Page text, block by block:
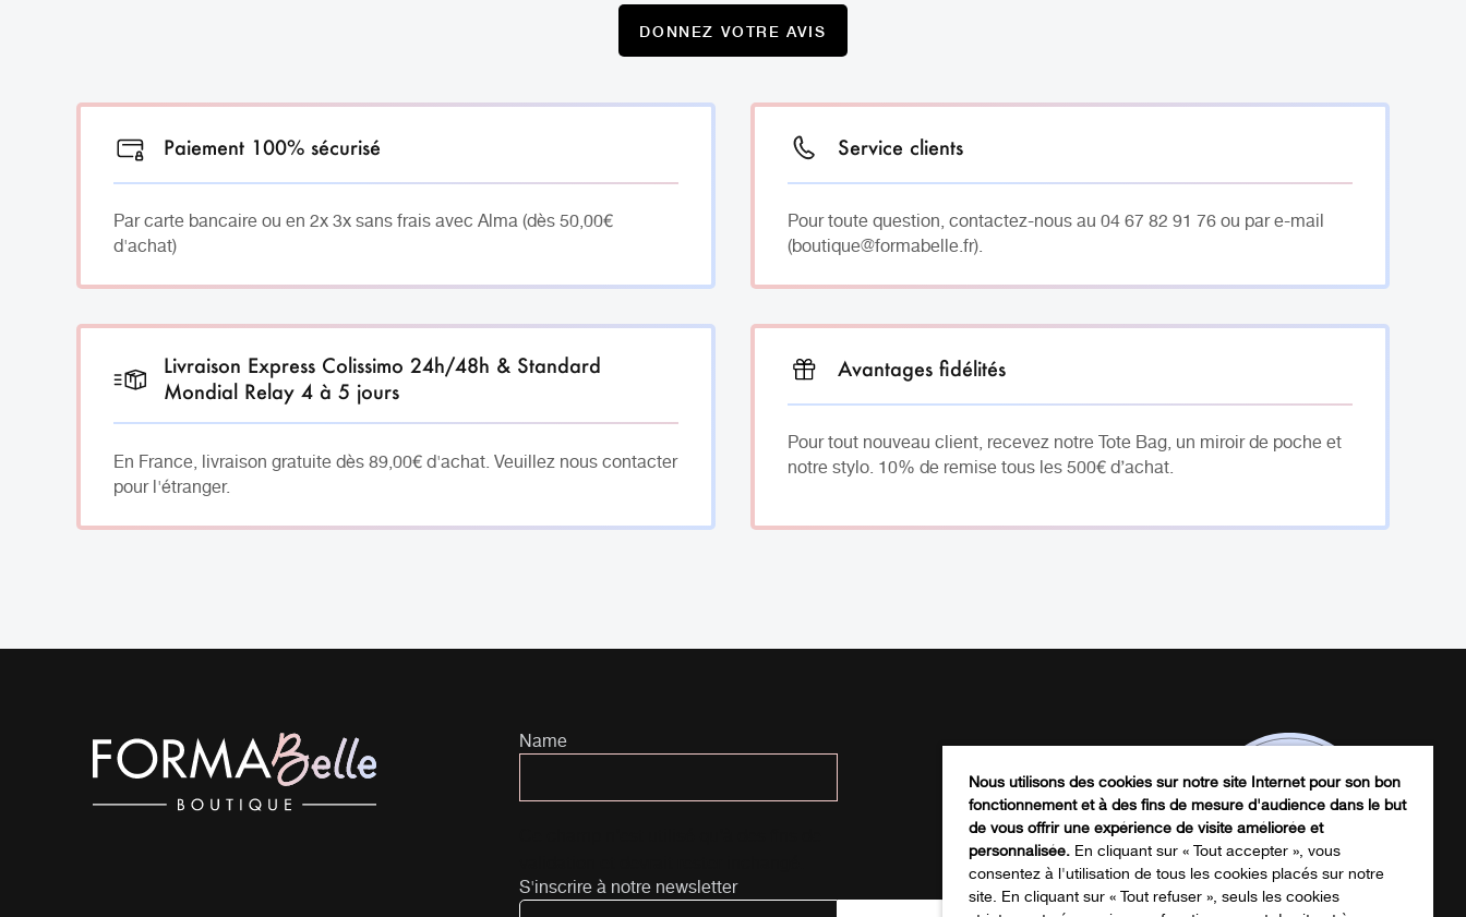
DONNEZ VOTRE AVIS
Paiement 100% sécurisé
Par carte bancaire ou en 2x 3x sans frais avec Alma (dès 50,00€
d'achat)
Service clients
Pour toute question, contactez-nous au 04 67 82 91 76 ou par e-mail
(boutique@formabelle.fr).
Livraison Express Colissimo 24h/48h & Standard
Mondial Relay 4 à 5 jours
En France, livraison gratuite dès 89,00€ d'achat. Veuillez nous contacter
pour l'étranger.
Avantages fidélités
Pour tout nouveau client, recevez notre Tote Bag, un miroir de poche et
notre stylo. 10% de remise tous les 500€ d’achat.
Name
S'inscrire à notre newsletter
Nous utilisons des cookies sur notre site Internet pour son bon
fonctionnement et à des fins de mesure d'audience dans le but
de vous offrir une expérience de visite améliorée et
personnalisée. En cliquant sur « Tout accepter », vous
consentez à l'utilisation de tous les cookies placés sur notre
site. En cliquant sur « Tout refuser », seuls les cookies